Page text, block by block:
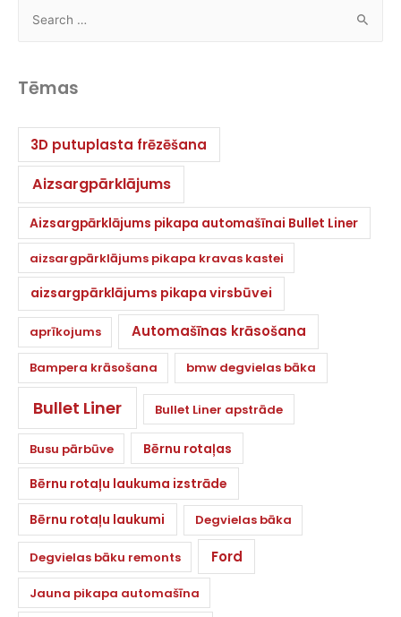
Tēmas
3D putuplasta frēzēšana
Aizsargpārklājums
Aizsargpārklājums pikapa automašīnai Bullet Liner
aizsargpārklājums pikapa kravas kastei
aizsargpārklājums pikapa virsbūvei
aprīkojums Automašīnas krāsošana
Bampera krāsošana bmw degvielas bāka
Bullet Liner Bullet Liner apstrāde
Busu pārbūve
Bērnu rotaļas
Bērnu rotaļu laukuma izstrāde
Bērnu rotaļu laukumi
Degvielas bāka
Degvielas bāku remonts Ford
Jauna pikapa automašīna